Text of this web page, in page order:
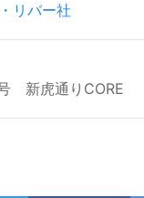
リバー社
新虎通りCORE